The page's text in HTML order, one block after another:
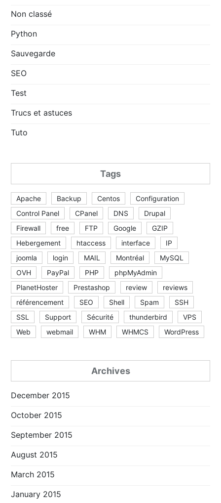
Non classé
Python
Sauvegarde
SEO
Test
Trucs et astuces
Tuto
Tags
Apache Backup Centos
Configuration
Control Panel
CPanel DNS
Drupal
Firewall
free FTP Google
GZIP
Hebergement
htaccess interface
IP
joomla
login MAIL Montréal
MySQL
OVH
PayPal PHP
phpMyAdmin
PlanetHoster
Prestashop review
reviews
référencement
SEO Shell Spam
SSH
SSL
Support Sécurité thunderbird
VPS
Web
webmail WHM WHMCS WordPress
Archives
December 2015
October 2015
September 2015
August 2015
March 2015
January 2015